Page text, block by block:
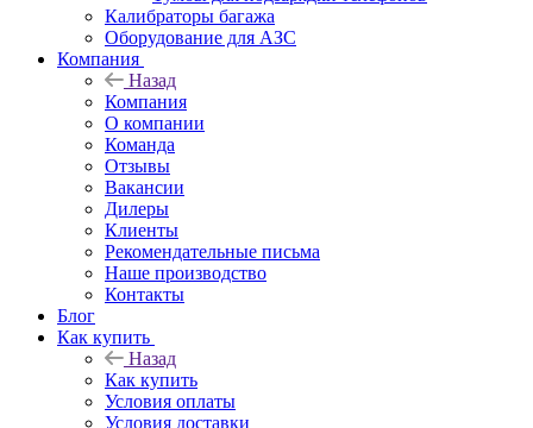
Калибраторы багажа
Оборудование для АЗС
Компания
Назад
Компания
О компании
Команда
Отзывы
Вакансии
Дилеры
Клиенты
Рекомендательные письма
Наше производство
Контакты
Блог
Как купить
Назад
Как купить
Условия оплаты
Условия доставки